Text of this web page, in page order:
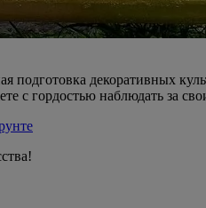
декоративных
с гордостью наблюдать за